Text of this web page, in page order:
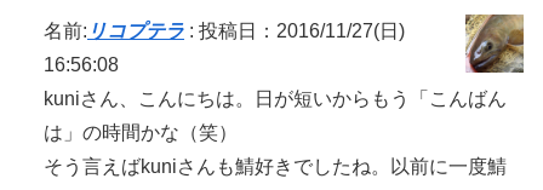
名前: リコプテラ : 投稿日：2016/11/27(日)
16:56:08
kuniさん、こんにちは。日が短いからもう「こんばん
は」の時間かな（笑）
そう言えばkuniさんも鯖好きでしたね。以前に一度鯖